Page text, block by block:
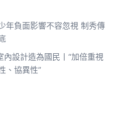
年負面影響不容忽視 制秀傳
內設計造為國民丨“加倍重視
、協異性”